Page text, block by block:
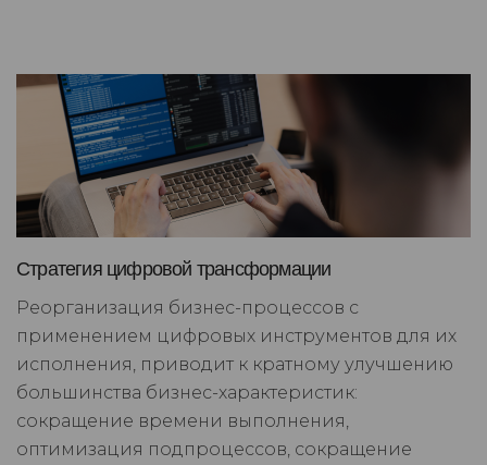
Стратегия цифровой трансформации
Реорганизация бизнес-процессов с
применением цифровых инструментов для их
исполнения, приводит к кратному улучшению
большинства бизнес-характеристик:
сокращение времени выполнения,
оптимизация подпроцессов, сокращение